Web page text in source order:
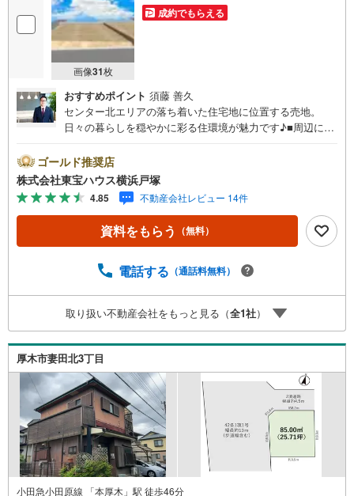
画像31枚
成約でもらえる
おすすめポイント 須藤 善久
センター北エリアの落ち着いた住宅地に位置する売地。
日々の暮らしを穏やかに彩る住環境が魅力です♪■周辺には
た立地です！■ゆとりある街並みが広がり、散歩や休日のひ
とときも心地よく過ごせそうです♪■建物プランを検討しや
すい整った環境で、理想の住まいづくりをイメージしやす
い点もポイントです！＝＝＝＝＝＝＝＝＝＝＝＝＝＝＝＝
＝＝＝＝【東宝ハウス横浜戸塚】提携銀行 じぶん銀行利用
可 *がん100％保証団信＋全疾病保障付き＝＝＝＝＝＝＝＝
合わせください）毎日、ご見学・ご相談が可能です。9:00
社へのご来社等ご相談下さい。○FPによるライフプランの
シミュレーションライフプランにあった資金計画や、住宅
ローンのご相談など。○キッズスペースもご用意しておりま
す○お車の無料提携駐車場がございます詳しくは営業スタッ
フよりお伝えさせて頂きます。なんでもお気軽にお申し付
けくださいませ。
ゴールド推奨店
株式会社東宝ハウス横浜戸塚
4.85 不動産会社レビュー 14件
資料をもらう （無料）
電話する （通話料無料）
取り扱い不動産会社をもっと見る（全1社）
厚木市妻田北3丁目
小田急小田原線 「本厚木」駅 徒歩46分